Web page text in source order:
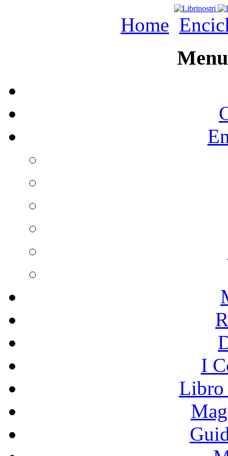
Home
I
Libro